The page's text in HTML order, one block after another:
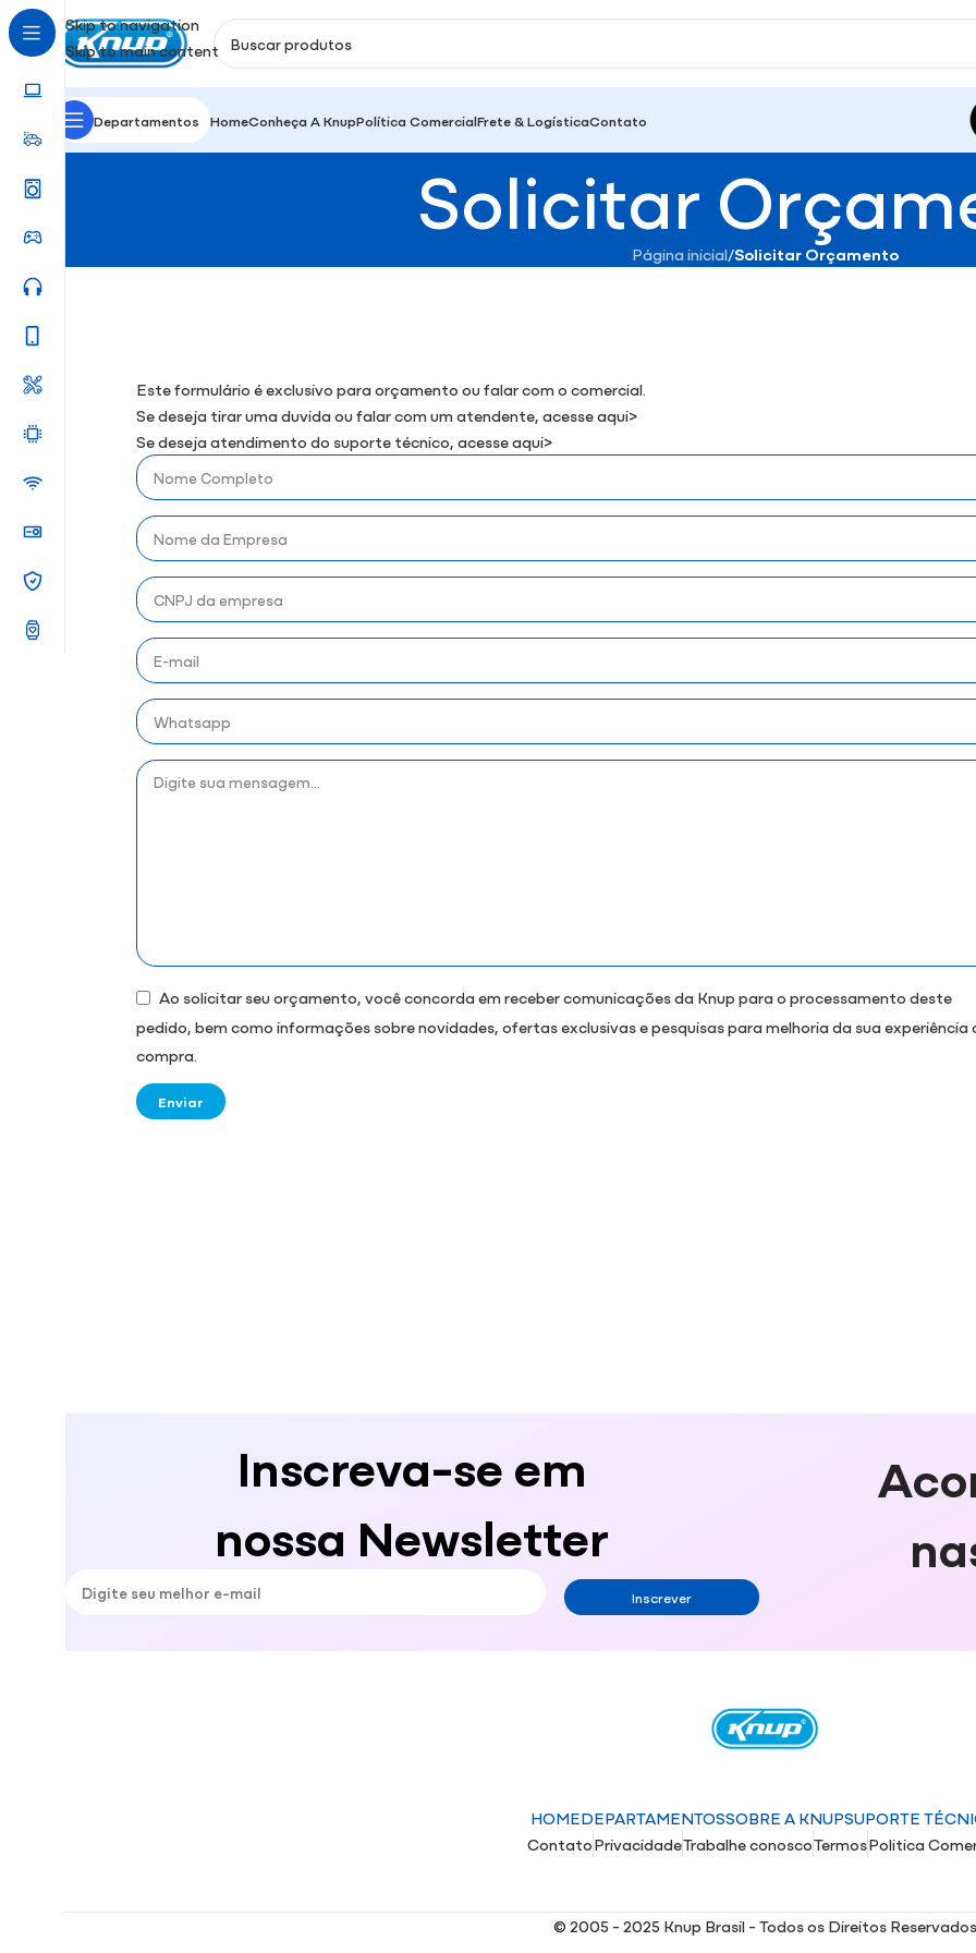
Skip to navigation
Skip to main content
Departamentos HomeConheça A KnupPolítica ComercialFrete & LogísticaContato
Solicitar
Página inicial/Solicitar Orçamento
Este formulário é exclusivo para orçamento ou falar com o comercial.
Se deseja tirar uma duvida ou falar com um atendente,acesse aqui>
Se deseja atendimento do suporte técnico,acesse aqui>
Ao solicitar seu orçamento, você concorda em receber comunicações da Knup para o processamento deste
pedido, bem como informações sobre novidades, ofertas exclusivas e pesquisas para melhoria da sua experiência
compra.
Enviar
Inscreva-se em
nossa Newsletter
Inscrever
HOMEDEPARTAMENTOSSOBRE A KNUPSUPORTE
ContatoPrivacidadeTrabalhe conoscoTermosPolitica
© 2005 - 2025 Knup Brasil - Todos os Direitos Reservados